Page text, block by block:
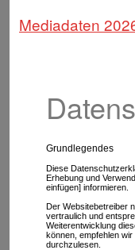
Mediadaten 202
Grundlegendes
Diese
Erhebung und
einfügen] informieren.
Der Websitebetreiber
vertraulich und
Weiterentwicklung
können, empfehlen
durchzulesen.